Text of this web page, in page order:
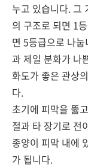
누고 있습니다. 그
의 구조로 되면 1
면 5등급으로 나
과 제일 분화가 나
화도가 좋은 관상
다.
초기에 피막을 뚫
절과 타 장기로 전
종양이 피막 내에
가 됩니다.